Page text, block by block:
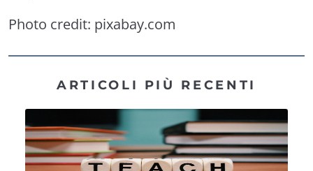
Photo credit: pixabay.com
ARTICOLI PIÙ RECENTI